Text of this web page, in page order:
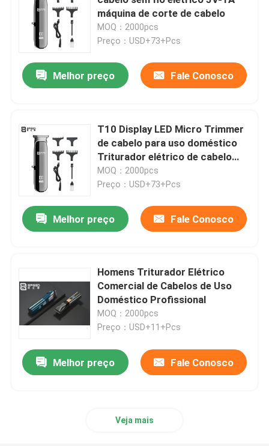
máquina de corte de cabelo
MOQ：2000pcs
Preço：USD+73+Pcs
Melhor preço Fale Conosco
T10 Display LED Micro Trimmer
de cabelo para uso doméstico
Triturador elétrico de cabelo
600mAh 5V-1A
MOQ：2000pcs
Preço：USD+73+Pcs
Melhor preço Fale Conosco
Homens Triturador Elétrico
Comercial de Cabelos de Uso
Doméstico Profissional
MOQ：2000pcs
Preço：USD+11+Pcs
Melhor preço Fale Conosco
Veja mais